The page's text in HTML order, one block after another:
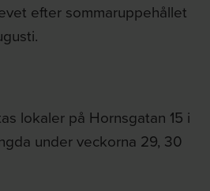
efter sommaruppehållet
lokaler på Hornsgatan 15 i
under veckorna 29, 30